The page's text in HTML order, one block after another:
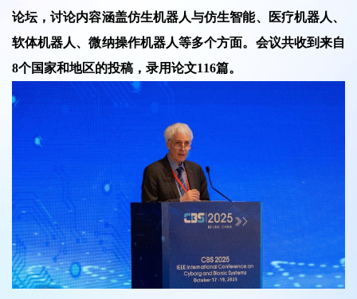
论坛，讨论内容涵盖仿生机器人与仿生智能、医疗机器人、
软体机器人、微纳操作机器人等多个方面。会议共收到来自
8个国家和地区的投稿，录用论文116篇。